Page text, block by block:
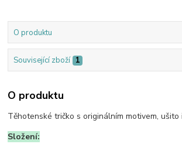
O produktu
Související zboží 1
O produktu
Těhotenské tričko s originálním motivem, ušito
Složení: